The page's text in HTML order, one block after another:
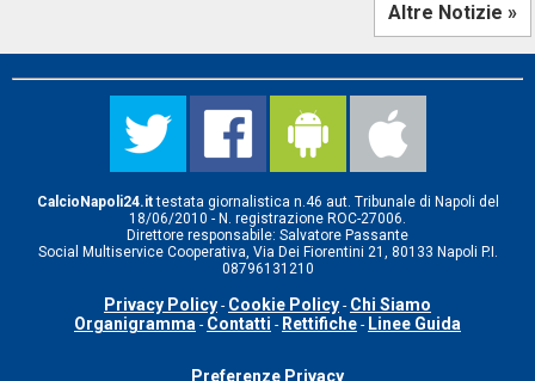
Altre Notizie »
CalcioNapoli24.ittestata giornalistica n.46 aut. Tribunale di Napoli del
18/06/2010 - N. registrazione ROC-27006.
Direttore responsabile: Salvatore Passante
Social Multiservice Cooperativa, Via Dei Fiorentini 21, 80133 Napoli P.I.
08796131210
Privacy Policy - Cookie Policy - Chi Siamo
Organigramma - Contatti - Rettifiche - Linee Guida
Preferenze Privacy